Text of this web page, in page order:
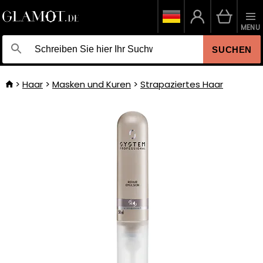
SUCHEN
MENU
Haar Masken und Kuren Strapaziertes Haar